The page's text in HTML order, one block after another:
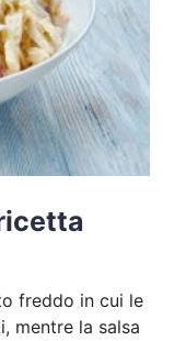
freddo in cui le
mentre la salsa